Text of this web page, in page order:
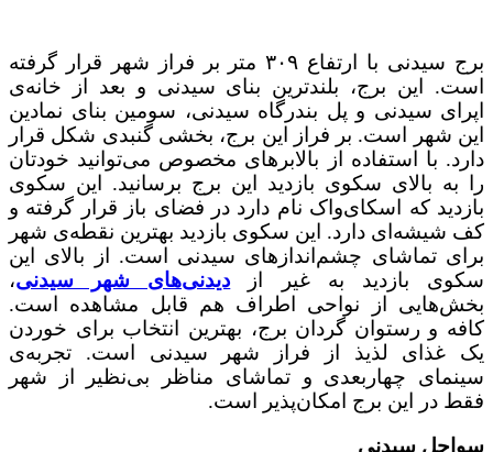
برج سیدنی با ارتفاع ۳۰۹ متر بر فراز شهر قرار گرفته
است. این برج، بلندترین بنای سیدنی و بعد از خانه‌ی
اپرای سیدنی و پل بندرگاه سیدنی، سومین بنای نمادین
این شهر است. بر فراز این برج، بخشی گنبدی شکل قرار
دارد. با استفاده از بالابرهای مخصوص می‌توانید خودتان
را به بالای سکوی بازدید این برج برسانید. این سکوی
بازدید که اسکای‌واک نام دارد در فضای باز قرار گرفته و
کف شیشه‌ای دارد. این سکوی بازدید بهترین نقطه‌ی شهر
برای تماشای چشم‌اندازهای سیدنی است. از بالای این
سکوی بازدید به غیر از دیدنی‌های شهر سیدنی،
بخش‌هایی از نواحی اطراف هم قابل مشاهده است.
کافه و رستوان گردان برج، بهترین انتخاب برای خوردن
یک غذای لذیذ از فراز شهر سیدنی است. تجربه‌ی
سینمای چهاربعدی و تماشای مناظر بی‌نظیر از شهر
فقط در این برج امکان‌پذیر است.
سواحل سیدنی